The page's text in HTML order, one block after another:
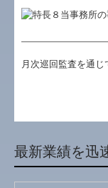
月次巡回監査を通じ
最新業績を迅